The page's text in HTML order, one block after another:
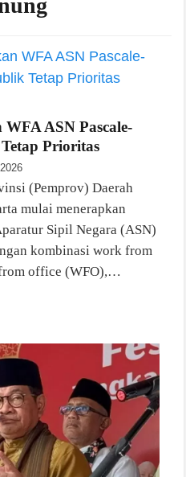
ASN Pascale­
Prioritas
(Pemprov) Daerah
mulai menerapkan
Sipil Negara (ASN)
kombinasi work from
office (WFO),…